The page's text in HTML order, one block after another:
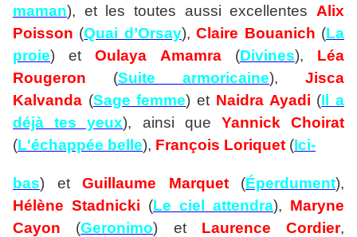
maman), et les toutes aussi excellentes Alix
Poisson (Quai d’Orsay),Claire Bouanich (La
proie) etOulaya Amamra(Divines), Léa
Rougeron (Suite armoricaine), Jisca
Kalvanda (Sage femme) et Naidra Ayadi (Il a
déjà tes yeux), ainsi que Yannick Choirat
(L'échappée belle), François Loriquet (Ici-
bas) et Guillaume Marquet(Éperdument),
Hélène Stadnicki (Le ciel attendra), Maryne
Cayon (Geronimo) et Laurence Cordier,